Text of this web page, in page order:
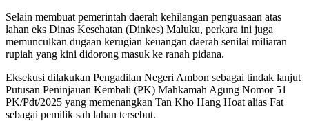
Selain membuat pemerintah daerah kehilangan penguasaan atas
lahan eks Dinas Kesehatan (Dinkes) Maluku, perkara ini juga
memunculkan dugaan kerugian keuangan daerah senilai miliaran
rupiah yang kini didorong masuk ke ranah pidana.
Eksekusi dilakukan Pengadilan Negeri Ambon sebagai tindak lanjut
Putusan Peninjauan Kembali (PK) Mahkamah Agung Nomor 51
PK/Pdt/2025 yang memenangkan Tan Kho Hang Hoat alias Fat
sebagai pemilik sah lahan tersebut.